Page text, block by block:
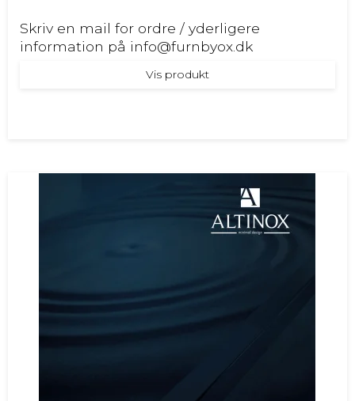
Skriv en mail for ordre / yderligere
information på info@furnbyox.dk
Vis produkt